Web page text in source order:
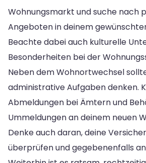
Wohnungsmarkt und suche nach
Angeboten in deinem
Beachte dabei auch kulturelle
Besonderheiten bei der
Neben dem Wohnortwechsel
administrative Aufgaben denken.
Abmeldungen bei Ämtern und
Ummeldungen an deinem neuen
Denke auch daran, deine
überprüfen und gegebenenfalls